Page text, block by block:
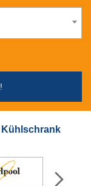
Kühlschrank